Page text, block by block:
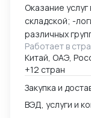
Оказание
складской; -
различных
доставка
Страны с
США, ОАЭ,
Работает в
Китай, ОАЭ,
+12 стран
ВЭД, услуги и